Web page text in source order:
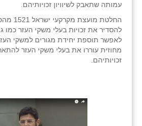
עמותה שתאבק לשיוויון זכויותיהם.
החלטת
להסדיר את זכויות בעלי משקי העזר
לאפשר תוספת יחידת מגורים למשקי
מחוזית עוררו את בעלי משקי העזר
זכויותיהם.